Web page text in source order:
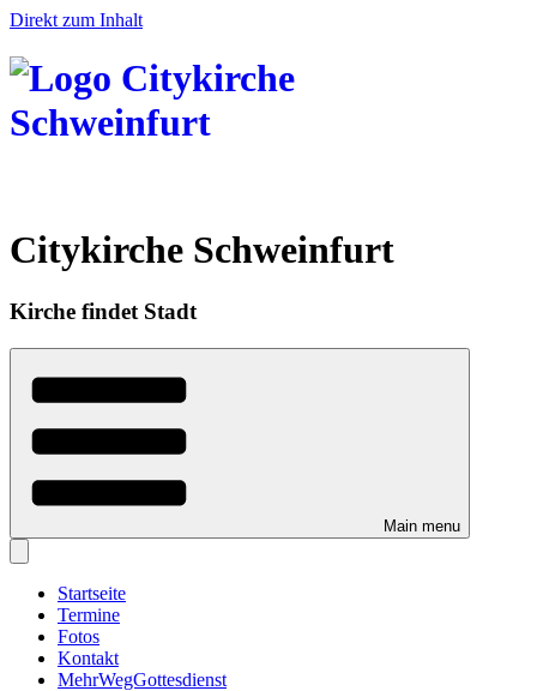
Direkt zum Inhalt
Citykirche Schweinfurt
Kirche findet Stadt
Main menu
Startseite
Termine
Fotos
Kontakt
MehrWegGottesdienst